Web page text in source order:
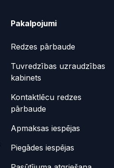
Pakalpojumi
Redzes pārbaude
Tuvredzības uzraudzības
kabinets
Kontaktlēcu redzes
pārbaude
Apmaksas iespējas
Piegādes iespējas